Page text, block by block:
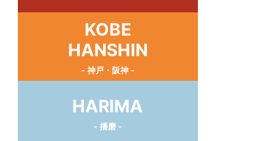
KOBE
HANSHIN
- 神戸・阪神 -
HARIMA
- 播磨 -